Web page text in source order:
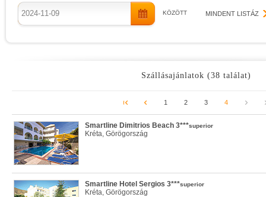
KÖZÖTT MINDENT LISTÁZ
Szállásajánlatok (38 találat)
1 2 3 4
Smartline Dimitrios Beach 3***superior
Kréta, Görögország
Smartline Hotel Sergios 3***superior
Kréta, Görögország